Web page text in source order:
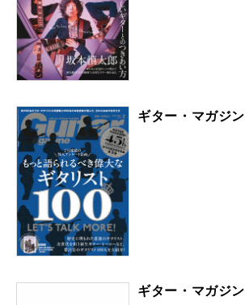
ギター・マガジ
ギター・マガジ